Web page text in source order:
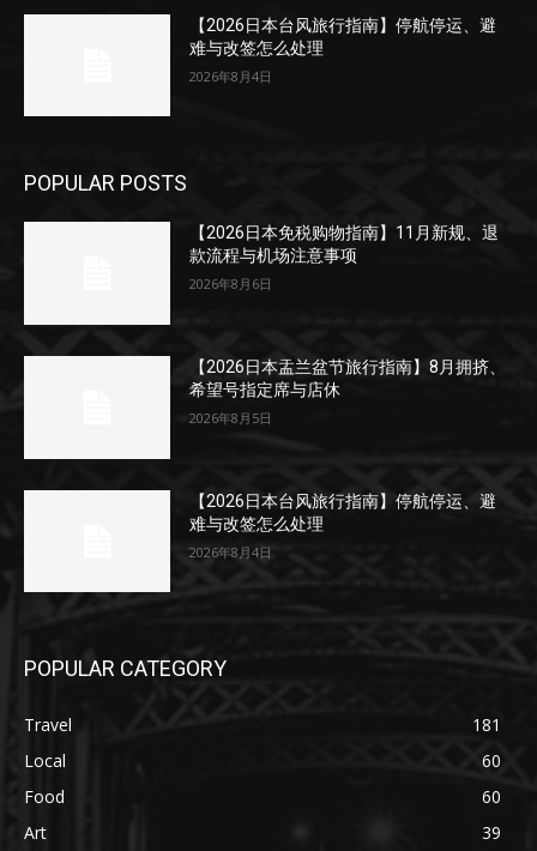
【2026日本台风旅行指南】停航停运、避
难与改签怎么处理
2026年8月4日
POPULAR POSTS
【2026日本免税购物指南】11月新规、退
款流程与机场注意事项
2026年8月6日
【2026日本盂兰盆节旅行指南】8月拥挤、
希望号指定席与店休
2026年8月5日
【2026日本台风旅行指南】停航停运、避
难与改签怎么处理
2026年8月4日
POPULAR CATEGORY
Travel
181
Local
60
Food
60
Art
39